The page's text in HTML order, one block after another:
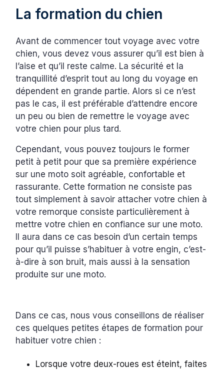
La formation du chien
Avant de commencer tout voyage avec votre
chien, vous devez vous assurer qu’il est bien à
l’aise et qu’il reste calme. La sécurité et la
tranquillité d’esprit tout au long du voyage en
dépendent en grande partie. Alors si ce n’est
pas le cas, il est préférable d’attendre encore
un peu ou bien de remettre le voyage avec
votre chien pour plus tard.
Cependant, vous pouvez toujours le former
petit à petit pour que sa première expérience
sur une moto soit agréable, confortable et
rassurante. Cette formation ne consiste pas
tout simplement à savoir attacher votre chien à
votre remorque consiste particulièrement à
mettre votre chien en confiance sur une moto.
Il aura dans ce cas besoin d’un certain temps
pour qu’il puisse s’habituer à votre engin, c’est-
à-dire à son bruit, mais aussi à la sensation
produite sur une moto.
Dans ce cas, nous vous conseillons de réaliser
ces quelques petites étapes de formation pour
habituer votre chien :
Lorsque votre deux-roues est éteint, faites